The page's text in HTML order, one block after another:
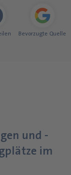
Bevorzugte Quelle
und -
im